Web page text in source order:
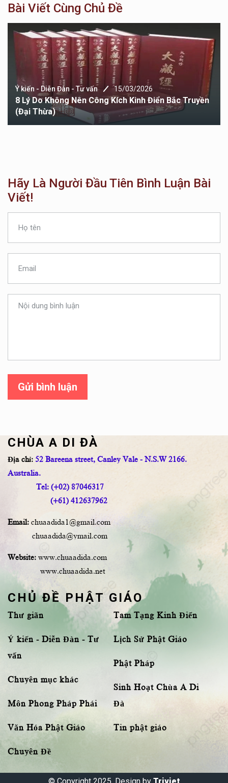
Bài Viết Cùng Chủ Đề
Ý kiến - Diễn Đàn - Tư vấn 15/03/2026
8 Lý Do Không Nên Công Kích Kinh Điển Bắc Truyền
(Đại Thừa)
Hãy Là Người Đầu Tiên Bình Luận Bài
Viết!
Gửi bình luận
CHÙA A DI ĐÀ
Địa chỉ: 52 Bareena street, Canley Vale - N.S.W 2166.
Australia.
Tel: (+02) 87046317
(+61) 412637962
Email: chuaadida1@gmail.com
chuaadida@ymail.com
Website: www.chuaadida.com
www.chuaadida.net
CHỦ ĐỀ PHẬT GIÁO
Thư giãn
Ý kiến - Diễn Đàn - Tư
vấn
Chuyên mục khác
Môn Phong Pháp Phái
Văn Hóa Phật Giáo
Chuyên Đề
Tam Tạng Kinh Điển
Lịch Sử Phật Giáo
Phật Pháp
Sinh Hoạt Chùa A Di
Đà
Tin phật giáo